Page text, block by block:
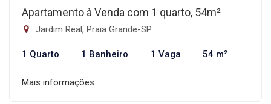
Apartamento à Venda com 1 quarto, 54m²
Jardim Real, Praia Grande-SP
1 Quarto 1 Banheiro 1 Vaga 54 m²
Mais informações